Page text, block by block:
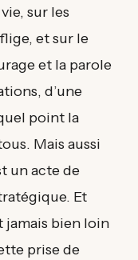
sur les
et sur le
et la parole
d’une
point la
Mais aussi
un acte de
Et
jamais bien loin
prise de